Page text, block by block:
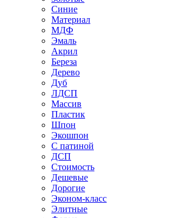
Синие
Материал
МДФ
Эмаль
Акрил
Береза
Дерево
Дуб
ЛДСП
Массив
Пластик
Шпон
Экошпон
С патиной
ДСП
Стоимость
Дешевые
Дорогие
Эконом-класс
Элитные